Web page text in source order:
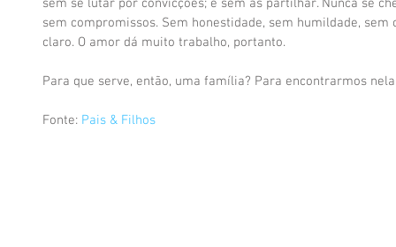
sem se lutar por convicções; e sem as partilhar. Nunca se
sem compromissos. Sem honestidade, sem humildade,
claro. O amor dá muito trabalho, portanto.
Para que serve, então, uma família? Para encontrarmos
Fonte: Pais & Filhos